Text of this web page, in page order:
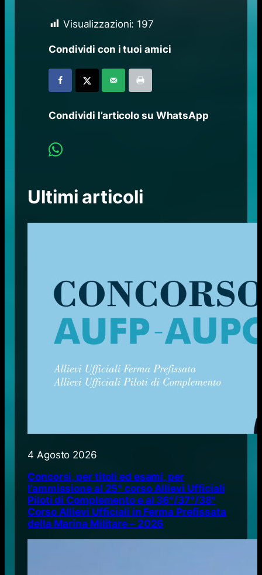
Visualizzazioni: 197
Condividi con i tuoi amici
Condividi l’articolo su WhatsApp
Ultimi articoli
4 Agosto 2026
Concorsi, per titoli ed esami, per
l’ammissione al 25° corso Allievi Ufficiali
Piloti di Complemento e al 36°/37°/38°
Corso Allievi Ufficiali in Ferma Prefissata
della Marina Militare – 2026